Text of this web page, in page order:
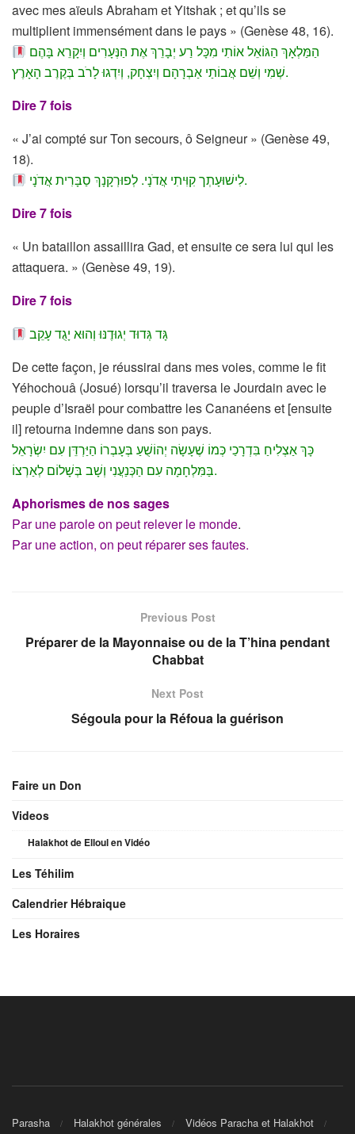
avec mes aïeuls Abraham et Yitshak ; et qu’ils se
multiplient immensément dans le pays » (Genèse 48, 16).
שְׁמִי וְשֵׁם אֲבוֹתַי אַבְרָהָם וְיִצְחָק, וְיִדְגוּ לָרֹבבְּקֶרֶב הָאָרֶץ.
Dire 7 fois
« J’ai compté sur Ton secours, ô Seigneur » (Genèse 49,
18).
לִישׁוּעָתְך קִוִּיתִי אֲדֹנָי. לְפוּרְקָנָךְ סַבָּרִית אֲדֹנָי.
Dire 7 fois
« Un bataillon assaillira Gad, et ensuite ce sera lui qui les
attaquera. » (Genèse 49, 19).
Dire 7 fois
גָּד גְּדוּד יְגוּדֶנּוּ וְהוּא יָגֻד עָקֵב
De cette façon, je réussirai dans mes voies, comme le fit
Yéhochouâ (Josué) lorsqu’il traversa le Jourdain avec le
peuple d’Israël pour combattre les Cananéens et [ensuite
il] retourna indemne dans son pays.
כָּךְ אַצְלִיחַ בִּדְרָכַי כְּמוֹ שֶׁעָשָׂה יְהוֹשֻׁעַ בְּעָבְרוֹ הַיַּרְדֵּן עִם יִשְׂרָאֵל
בַּמִּלְחָמָה עִם הַכְּנַעֲנִי וְשָׁב בְּשָׁלוֹם לְאַרְצוֹ.
Aphorismes de nos sages
Par une parole on peut relever le monde.
Par une action, on peut réparer ses fautes.
Previous Post
Préparer de la Mayonnaise ou de la T’hina pendant
Chabbat
Next Post
Ségoula pour la Réfoua la guérison
Faire un Don
Videos
Halakhot de Elloul en Vidéo
Les Téhilim
Calendrier Hébraique
Les Horaires
Parasha Halakhot générales
Vidéos Paracha et Halakhot